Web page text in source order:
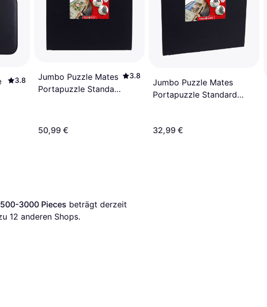
3.8
Jumbo Puzzle Mates
Portapuzzle Standard
3.8
50,99 €
Jumbo Puzzle Mates
Portapuzzle Standard
32,99 €
3000 Pieces
12 anderen Shops.